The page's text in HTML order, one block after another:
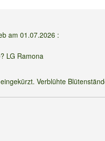
am 01.07.2026 :
LG Ramona
Verblühte